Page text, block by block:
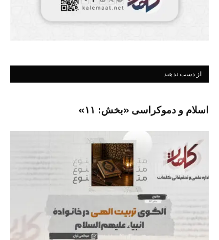
از دست ندهید
اسلام و دموکراسی «بخش: ۱۱»